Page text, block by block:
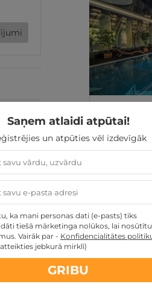
€
€
Grezna
DIVIEM vai
Cēsu nov.,
10€
Saņem atlaidi atpūtai!
un atpūties vēl izdevīgāk
ka mani personas dati (e-pasts) tiks
tiešā mārketinga nolūkos, lai nosūtītu
Vairāk par - Konfidencialitātes
atteikties jebkurā mirklī)
GRIBU